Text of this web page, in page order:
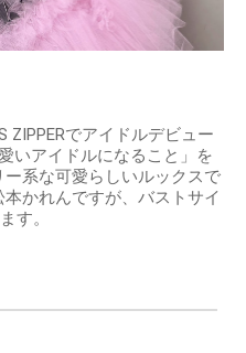
ZIPPERでアイドルデビュー
いアイドルになること」を
系な可愛らしいルックスで
かれんですが、バストサイ
す。